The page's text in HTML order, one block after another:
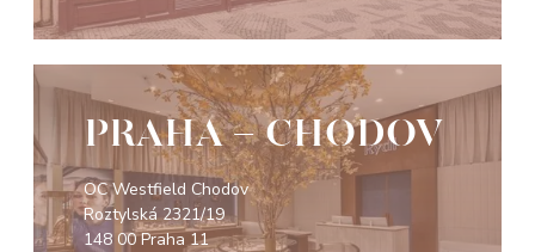
PRAHA - CHODOV
OC Westfield Chodov
Roztylská 2321/19
148 00 Praha 11